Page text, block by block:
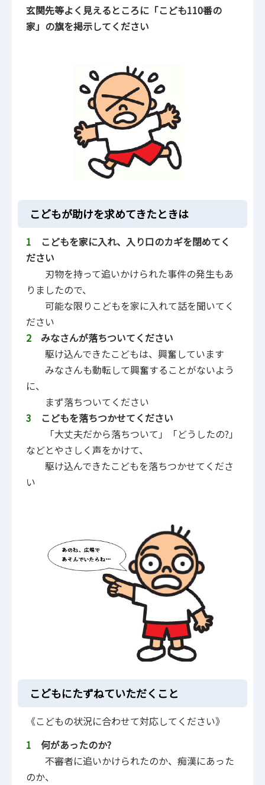
玄関先等よく見えるところに「こども110番の
家」の旗を掲示してください
こどもが助けを求めてきたときは
1
こどもを家に入れ、入り口のカギを閉めてく
ださい
刃物を持って追いかけられた事件の発生もあ
りましたので、
可能な限りこどもを家に入れて話を聞いてく
ださい
2
みなさんが落ちついてください
駆け込んできたこどもは、興奮しています
みなさんも動転して興奮することがないよう
に、
まず落ちついてください
3
こどもを落ちつかせてください
「大丈夫だから落ちついて」「どうしたの?」
などとやさしく声をかけて、
駆け込んできたこどもを落ちつかせてくださ
い
こどもにたずねていただくこと
《こどもの状況に合わせて対応してください》
1
何があったのか?
不審者に追いかけられたのか、痴漢にあった
のか、